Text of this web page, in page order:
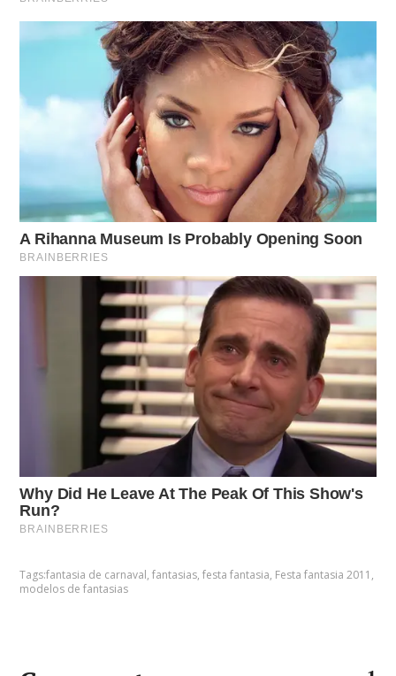
Tags:fantasia de carnaval,fantasias,festa fantasia, Festa fantasia 2011 ,
modelos de fantasias